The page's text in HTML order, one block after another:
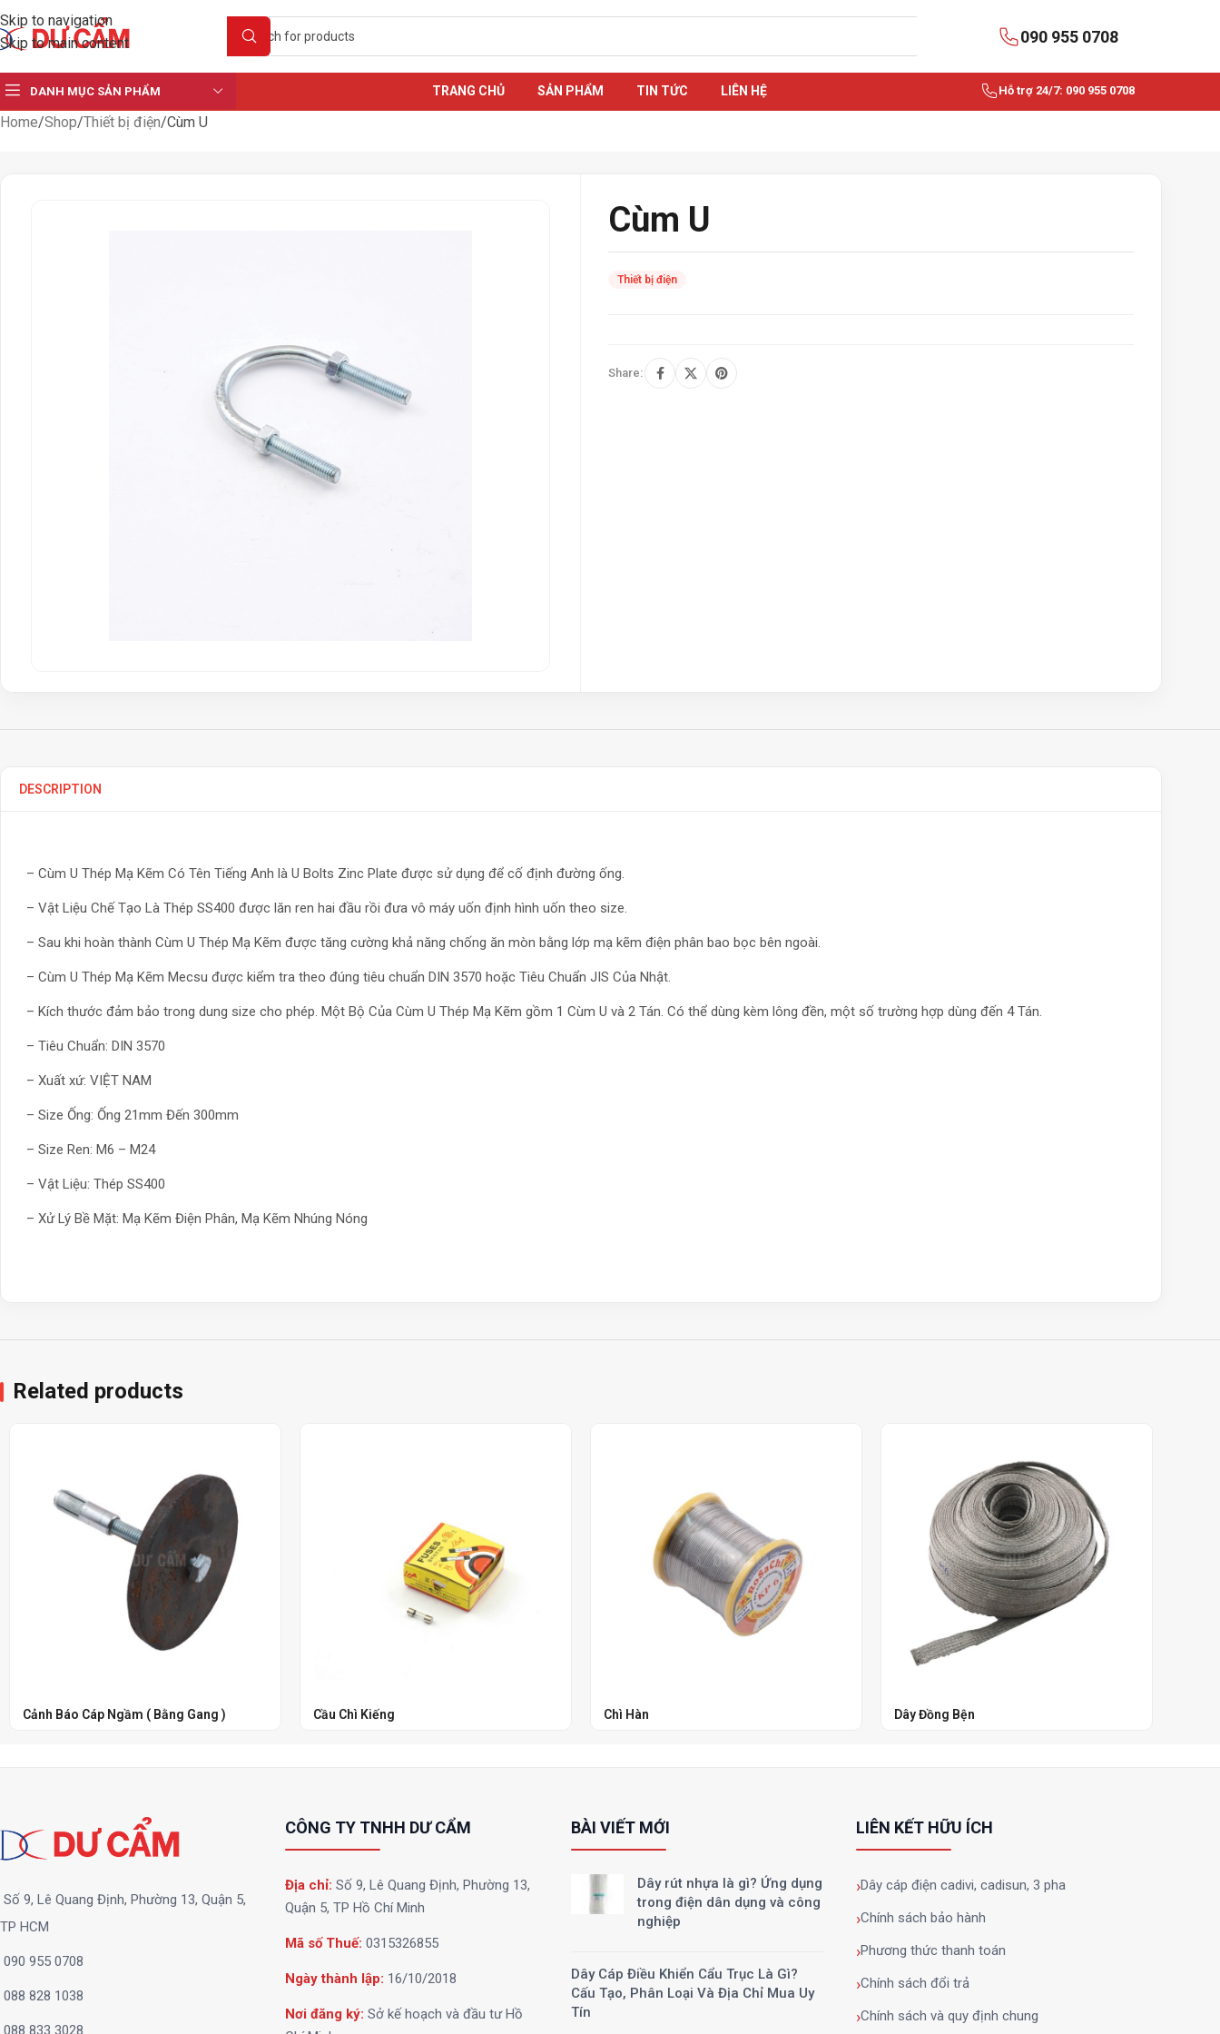
Skip to navigation
Skip to main content
090 955 0708
DANH MỤC SẢN PHẨM TRANG CHỦ SẢN PHẨM TIN TỨC LIÊN HỆ Hỗ trợ 24/7: 090 955 0708
Home Shop Thiết bị điện Cùm U
Cùm U
Thiết bị điện
Share:
DESCRIPTION
– Cùm U Thép Mạ Kẽm Có Tên Tiếng Anh là U Bolts Zinc Plate được sử dụng để cố định đường ống.
– Vật Liệu Chế Tạo Là Thép SS400 được lăn ren hai đầu rồi đưa vô máy uốn định hình uốn theo size.
– Sau khi hoàn thành Cùm U Thép Mạ Kẽm được tăng cường khả năng chống ăn mòn bằng lớp mạ kẽm điện phân bao bọc bên ngoài.
– Cùm U Thép Mạ Kẽm Mecsu được kiểm tra theo đúng tiêu chuẩn DIN 3570 hoặc Tiêu Chuẩn JIS Của Nhật.
– Kích thước đảm bảo trong dung size cho phép. Một Bộ Của Cùm U Thép Mạ Kẽm gồm 1 Cùm U và 2 Tán. Có thể dùng kèm lông đền, một số trường hợp dùng đến 4 Tán.
– Tiêu Chuẩn: DIN 3570
– Xuất xứ: VIỆT NAM
– Size Ống: Ống 21mm Đến 300mm
– Size Ren: M6 – M24
– Vật Liệu: Thép SS400
– Xử Lý Bề Mặt: Mạ Kẽm Điện Phân, Mạ Kẽm Nhúng Nóng
Related products
Cảnh Báo Cáp Ngầm ( Bằng Gang ) Cầu Chì Kiếng Chì Hàn Dây Đồng Bện
Số 9, Lê Quang Định, Phường 13, Quận 5,
TP HCM
090 955 0708
088 828 1038
088 833 3028
CÔNG TY TNHH DƯ CẨM
Địa chỉ:Số 9, Lê Quang Định, Phường 13,
Quận 5, TP Hồ Chí Minh
Mã số Thuế: 0315326855
Ngày thành lập: 16/10/2018
Nơi đăng ký: Sở kế hoạch và đầu tư Hồ
BÀI VIẾT MỚI
Dây rút nhựa là gì? Ứng dụng
trong điện dân dụng và công
nghiệp
Dây Cáp Điều Khiển Cẩu Trục Là Gì?
Cấu Tạo, Phân Loại Và Địa Chỉ Mua Uy
Tín
LIÊN KẾT HỮU ÍCH
Dây cáp điện cadivi, cadisun, 3 pha
Chính sách bảo hành
Phương thức thanh toán
Chính sách đổi trả
Chính sách và quy định chung